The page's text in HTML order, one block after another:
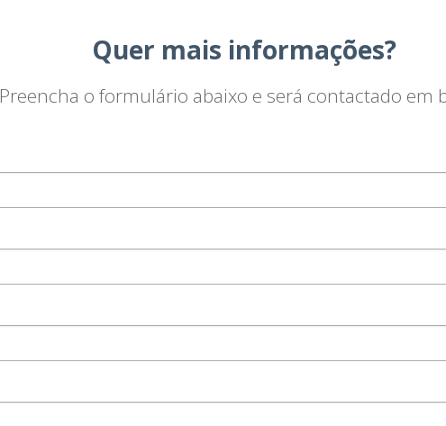
Quer mais informações?
Preencha o formulário abaixo e será contactado em